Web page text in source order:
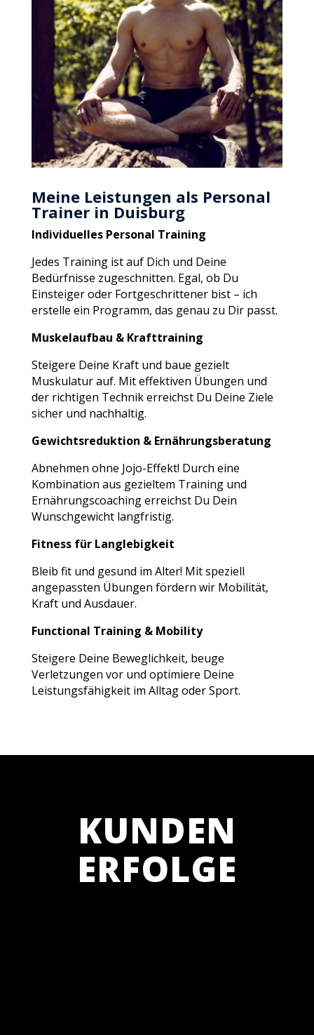
Meine Leistungen als Personal
Trainer in Duisburg
Individuelles Personal Training
Jedes Training ist auf Dich und Deine
Bedürfnisse zugeschnitten. Egal, ob Du
Einsteiger oder Fortgeschrittener bist – ich
erstelle ein Programm, das genau zu Dir passt.
Muskelaufbau & Krafttraining
Steigere Deine Kraft und baue gezielt
Muskulatur auf. Mit effektiven Übungen und
der richtigen Technik erreichst Du Deine Ziele
sicher und nachhaltig.
Gewichtsreduktion & Ernährungsberatung
Abnehmen ohne Jojo-Effekt! Durch eine
Kombination aus gezieltem Training und
Ernährungscoaching erreichst Du Dein
Wunschgewicht langfristig.
Fitness für Langlebigkeit
Bleib fit und gesund im Alter! Mit speziell
angepassten Übungen fördern wir Mobilität,
Kraft und Ausdauer.
Functional Training & Mobility
Steigere Deine Beweglichkeit, beuge
Verletzungen vor und optimiere Deine
Leistungsfähigkeit im Alltag oder Sport.
KUNDEN
ERFOLGE